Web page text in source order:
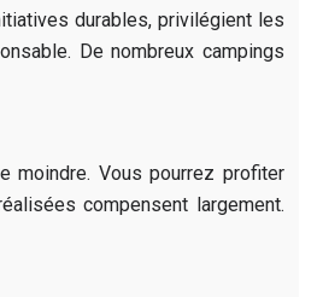
durables, privilégient les
De nombreux campings
moindre. Vous pourrez profiter
compensent largement.